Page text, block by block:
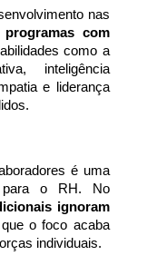
nas
com
como a
inteligência
e liderança
é uma
para o RH. No
ignoram
o foco acaba
individuais.